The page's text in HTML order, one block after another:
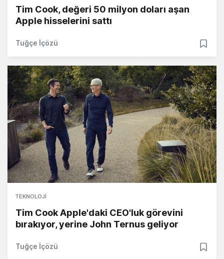
Tim Cook, değeri 50 milyon doları aşan
Apple hisselerini sattı
Tuğçe İçözü
TEKNOLOJI
Tim Cook Apple'daki CEO'luk görevini
bırakıyor, yerine John Ternus geliyor
Tuğçe İçözü